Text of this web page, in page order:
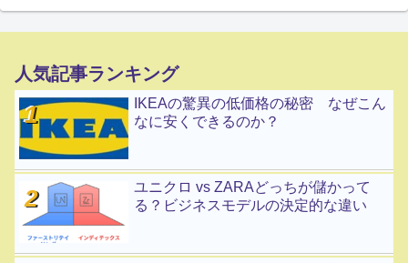
人気記事ランキング
IKEAの驚異の低価格の秘密 なぜこん
なに安くできるのか？
ユニクロ vs ZARAどっちが儲かって
る？ビジネスモデルの決定的な違い